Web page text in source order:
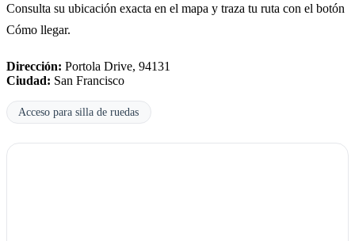
Consulta su ubicación exacta en el mapa y traza tu ruta con el botón
Cómo llegar.
Dirección: Portola Drive, 94131
Ciudad: San Francisco
Acceso para silla de ruedas